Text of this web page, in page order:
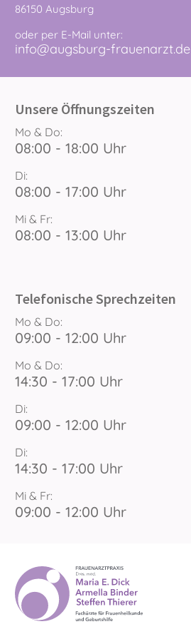
86150 Augsburg
oder per E-Mail unter:
info@augsburg-frauenarzt.de
Unsere Öffnungszeiten
Mo & Do:
08:00 - 18:00 Uhr
Di:
08:00 - 17:00 Uhr
Mi & Fr:
08:00 - 13:00 Uhr
Telefonische Sprechzeiten
Mo & Do:
09:00 - 12:00 Uhr
Mo & Do:
14:30 - 17:00 Uhr
Di:
09:00 - 12:00 Uhr
Di:
14:30 - 17:00 Uhr
Mi & Fr:
09:00 - 12:00 Uhr